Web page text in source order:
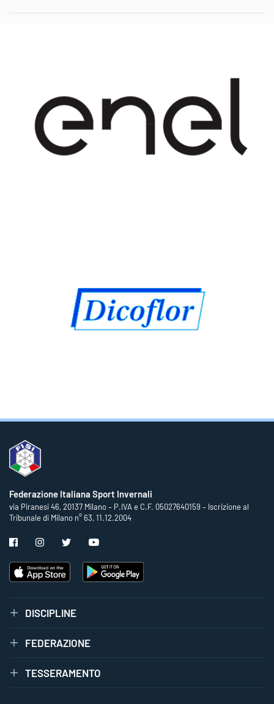
Federazione Italiana Sport Invernali
via Piranesi 46, 20137 Milano – P.IVA e C.F. 05027640159 – Iscrizione al
Tribunale di Milano n° 63, 11.12.2004
DISCIPLINE
FEDERAZIONE
TESSERAMENTO